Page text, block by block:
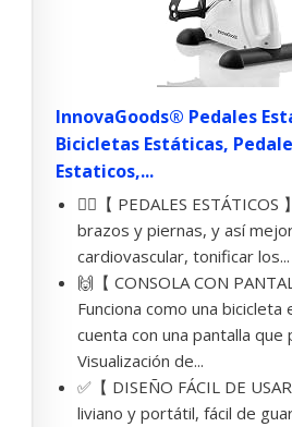
InnovaGoods® Pedales
Bicicletas Estáticas,
Estaticos,...
🚴‍♀️【 PEDALES
brazos y piernas, y así
cardiovascular, tonificar los...
🙌【 CONSOLA CON
Funciona como una
cuenta con una pantalla que
Visualización de...
✅【 DISEÑO FÁCIL DE
liviano y portátil, fácil de